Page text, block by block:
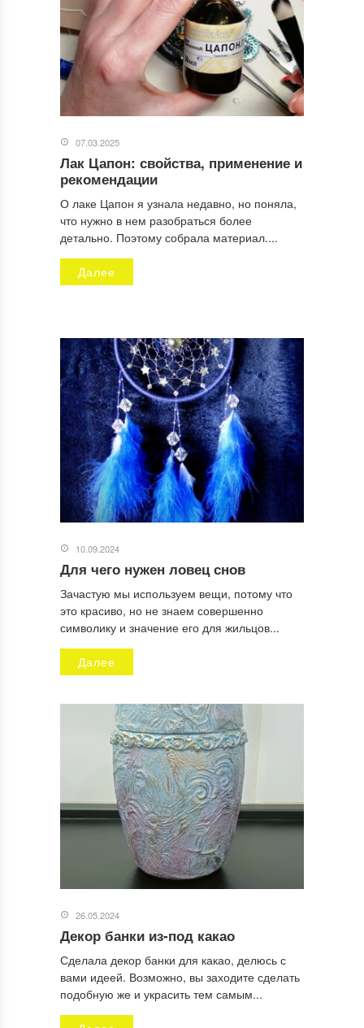
Отправляя заявку, Вы разрешаете сбор и обработку
персональных данных.Политика конфиденциальности
07.03.2025
Лак Цапон: свойства, применение и
рекомендации
О лаке Цапон я узнала недавно, но поняла,
что нужно в нем разобраться более
детально. Поэтому собрала материал....
Далее
10.09.2024
Для чего нужен ловец снов
Зачастую мы используем вещи, потому что
это красиво, но не знаем совершенно
символику и значение его для жильцов...
Далее
26.05.2024
Декор банки из-под какао
Сделала декор банки для какао, делюсь с
вами идеей. Возможно, вы заходите сделать
подобную же и украсить тем самым...